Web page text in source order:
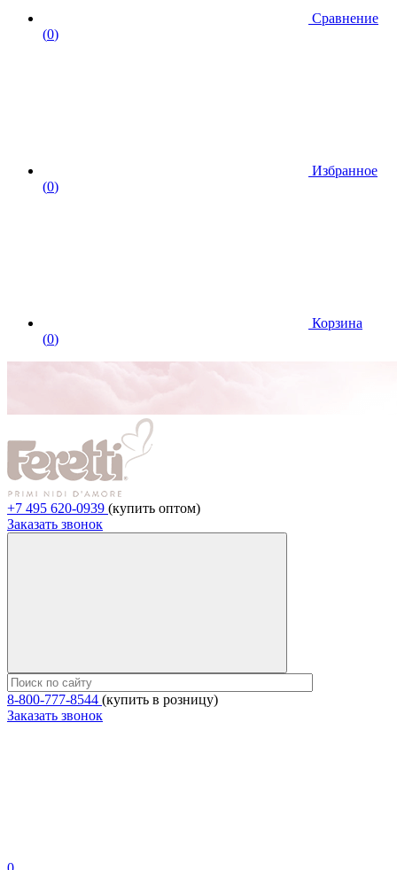
Сравнение
(0)
Избранное
(0)
Корзина
(0)
+7 495 620-0939 (купить оптом)
Заказать звонок
8-800-777-8544 (купить в розницу)
Заказать звонок